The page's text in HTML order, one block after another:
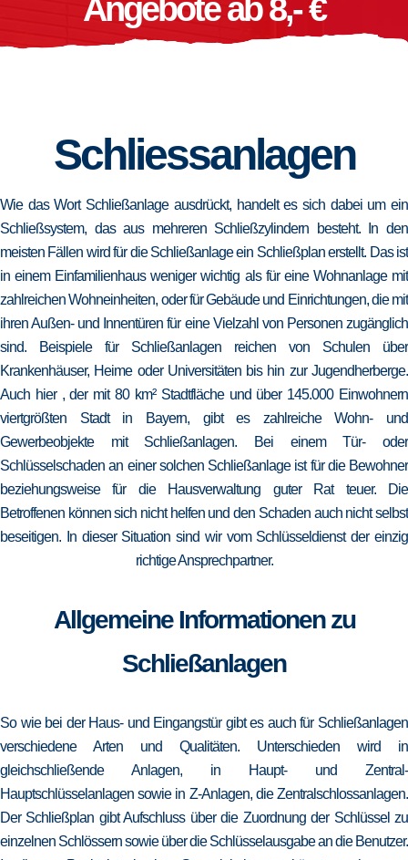
Angebote ab 8,- €
Schliessanlagen
Wie das Wort Schließanlage ausdrückt, handelt es sich dabei um ein
Schließsystem, das aus mehreren Schließzylindern besteht. In den
meisten Fällen wird für die Schließanlage ein Schließplan erstellt. Das ist
in einem Einfamilienhaus weniger wichtig als für eine Wohnanlage mit
zahlreichen Wohneinheiten, oder für Gebäude und Einrichtungen, die mit
ihren Außen- und Innentüren für eine Vielzahl von Personen zugänglich
sind. Beispiele für Schließanlagen reichen von Schulen über
Krankenhäuser, Heime oder Universitäten bis hin zur Jugendherberge.
Auch hier , der mit 80 km² Stadtfläche und über 145.000 Einwohnern
viertgrößten Stadt in Bayern, gibt es zahlreiche Wohn- und
Gewerbeobjekte mit Schließanlagen. Bei einem Tür- oder
Schlüsselschaden an einer solchen Schließanlage ist für die Bewohner
beziehungsweise für die Hausverwaltung guter Rat teuer. Die
Betroffenen können sich nicht helfen und den Schaden auch nicht selbst
beseitigen. In dieser Situation sind wir vom Schlüsseldienst der einzig
richtige Ansprechpartner.
Allgemeine Informationen zu
Schließanlagen
So wie bei der Haus- und Eingangstür gibt es auch für Schließanlagen
verschiedene Arten und Qualitäten. Unterschieden wird in
gleichschließende Anlagen, in Haupt- und Zentral-
Hauptschlüsselanlagen sowie in Z-Anlagen, die Zentralschlossanlagen.
Der Schließplan gibt Aufschluss über die Zuordnung der Schlüssel zu
einzelnen Schlössern sowie über die Schlüsselausgabe an die Benutzer.